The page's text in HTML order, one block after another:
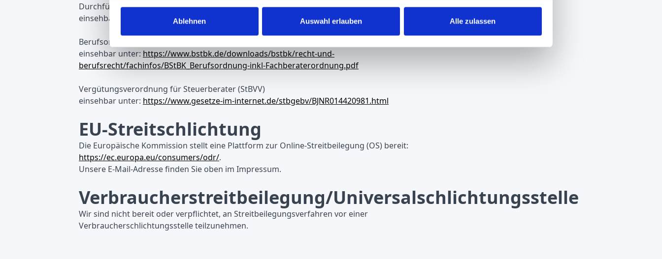
Ablehnen Auswahl erlauben Alle zulassen
Durchführungsverordnung zum Steuerberatungsgesetz (DVStB)
einsehbar unter:
https://www.gesetze-im-internet.de/stbdv/
Berufsordnung der Steuerberater (BOStB)
einsehbar unter: https://www.bstbk.de/downloads/bstbk/recht-und-
berufsrecht/fachinfos/BStBK_Berufsordnung-inkl-Fachberaterordnung.pdf
Vergütungsverordnung für Steuerberater (StBVV)
einsehbar unter: https://www.gesetze-im-internet.de/stbgebv/BJNR014420981.html
EU-Streitschlichtung
Die Europäische Kommission stellt eine Plattform zur Online-Streitbeilegung (OS) bereit:
https://ec.europa.eu/consumers/odr/.
Unsere E-Mail-Adresse finden Sie oben im Impressum.
Verbraucherstreitbeilegung/Universalschlichtungsstelle
Wir sind nicht bereit oder verpflichtet, an Streitbeilegungsverfahren vor einer
Verbraucherschlichtungsstelle teilzunehmen.